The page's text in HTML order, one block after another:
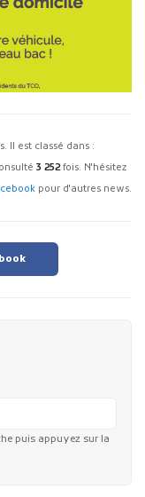
Il est classé dans :
3 252fois. N'hésitez
pour d'autres news.
puis appuyez sur la